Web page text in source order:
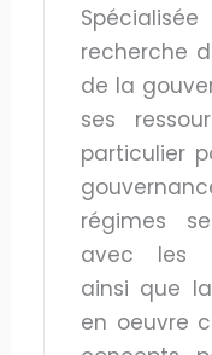
recherche
de la
ses
particulier
régimes
avec les
ainsi que
en oeuvre